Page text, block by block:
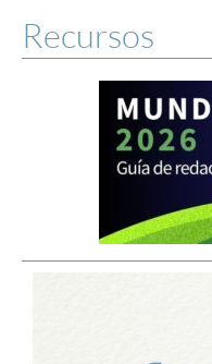
Recursos